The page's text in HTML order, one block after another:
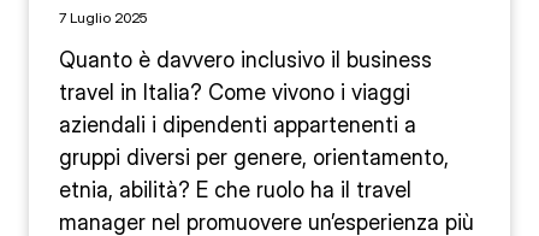
7 Luglio 2025
Quanto è davvero inclusivo il business
travel in Italia? Come vivono i viaggi
aziendali i dipendenti appartenenti a
gruppi diversi per genere, orientamento,
etnia, abilità? E che ruolo ha il travel
manager nel promuovere un’esperienza più